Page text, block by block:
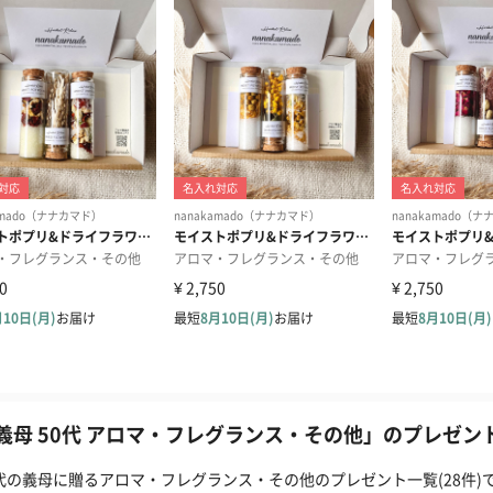
母 50代 アロマ・フレグランス・その他」のプレゼ
の義母に贈るアロマ・フレグランス・その他のプレゼント一覧(28件)